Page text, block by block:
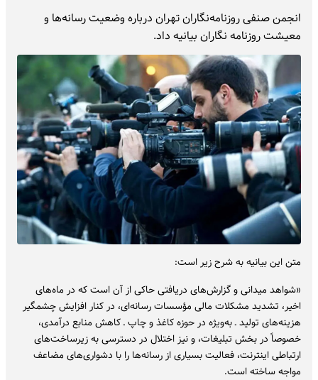
انجمن صنفی روزنامه‌نگاران تهران درباره وضعیت رسانه‌ها و
معیشت روزنامه نگاران بیانیه داد.
متن این بیانیه به شرح زیر است:
«شواهد میدانی و گزارش‌های دریافتی حاکی از آن است که در ماه‌های
اخیر، تشدید مشکلات مالی مؤسسات رسانه‌ای، در کنار افزایش چشمگیر
هزینه‌های تولید ـ به‌ویژه در حوزه کاغذ و چاپ ـ کاهش منابع درآمدی،
خصوصاً در بخش تبلیغات، و نیز اختلال در دسترسی به زیرساخت‌های
ارتباطی اینترنت، فعالیت بسیاری از رسانه‌ها را با دشواری‌های مضاعف
مواجه ساخته است.